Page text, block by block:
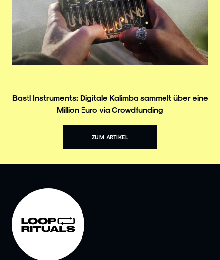
Bastl Instruments: Digitale Kalimba sammelt über eine
Million Euro via Crowdfunding
ZUM ARTIKEL